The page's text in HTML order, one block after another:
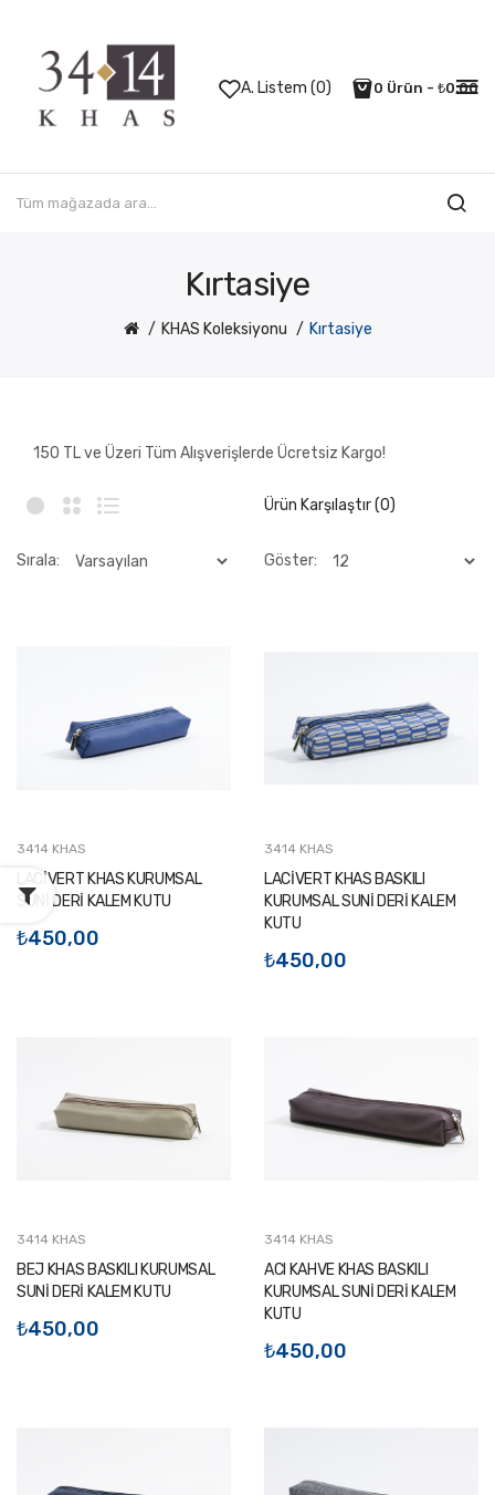
A. Listem (0) 0 Ürün - ₺0,00
Kırtasiye
KHAS Koleksiyonu Kırtasiye
150 TL ve Üzeri Tüm Alışverişlerde Ücretsiz Kargo!
Ürün Karşılaştır (0)
Sırala: Göster:
3414 KHAS
LACİVERT KHAS KURUMSAL
SUNİ DERİ KALEM KUTU
₺450,00
3414 KHAS
LACİVERT KHAS BASKILI
KURUMSAL SUNİ DERİ KALEM
KUTU
₺450,00
3414 KHAS
BEJ KHAS BASKILI KURUMSAL
SUNİ DERİ KALEM KUTU
₺450,00
3414 KHAS
ACI KAHVE KHAS BASKILI
KURUMSAL SUNİ DERİ KALEM
KUTU
₺450,00